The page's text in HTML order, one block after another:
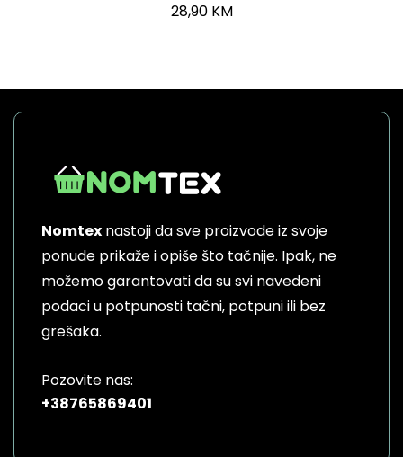
28,90 KM
Nomtex nastoji da sve proizvode iz svoje
ponude prikaže i opiše što tačnije. Ipak, ne
možemo garantovati da su svi navedeni
podaci u potpunosti tačni, potpuni ili bez
grešaka.
Pozovite nas:
+38765869401